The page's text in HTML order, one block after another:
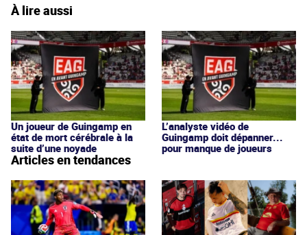
À lire aussi
Un joueur de Guingamp en
état de mort cérébrale à la
suite d’une noyade
L’analyste vidéo de
Guingamp doit dépanner...
pour manque de joueurs
Articles en tendances